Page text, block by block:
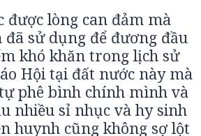
được lòng can đảm mà
đã sử dụng để đương đầu
khó khăn trong lịch sử
Hội tại đất nước này mà
phê bình chính mình và
nhiều sỉ nhục và hy sinh
huynh cũng không sợ lột